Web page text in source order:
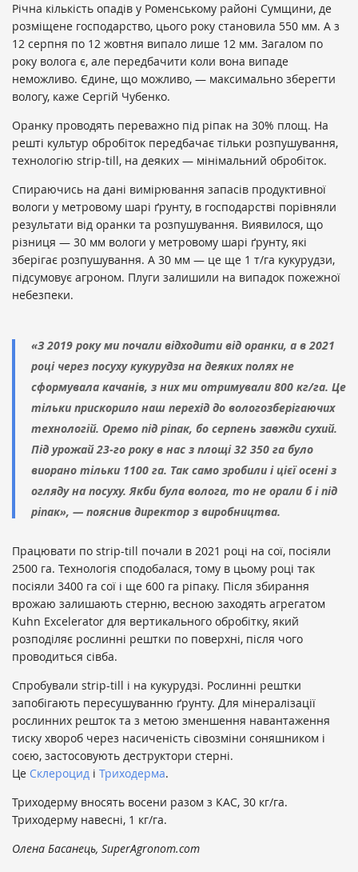
Річна кількість опадів у Роменському районі Сумщини, де
розміщене господарство, цього року становила 550 мм. А з
12 серпня по 12 жовтня випало лише 12 мм. Загалом по
року волога є, але передбачити коли вона випаде
неможливо. Єдине, що можливо, — максимально зберегти
вологу, каже Сергій Чубенко.
Оранку проводять переважно під ріпак на 30% площ. На
решті культур обробіток передбачає тільки розпушування,
технологію strip-till, на деяких — мінімальний обробіток.
Спираючись на дані вимірювання запасів продуктивної
вологи у метровому шарі ґрунту, в господарстві порівняли
результати від оранки та розпушування. Виявилося, що
різниця — 30 мм вологи у метровому шарі ґрунту, які
зберігає розпушування. А 30 мм — це ще 1 т/га кукурудзи,
підсумовує агроном. Плуги залишили на випадок пожежної
небезпеки.
«З 2019 року ми почали відходити від оранки, а в 2021
році через посуху кукурудза на деяких полях не
сформувала качанів, з них ми отримували 800 кг/га. Це
тільки прискорило наш перехід до вологозберігаючих
технологій. Оремо під ріпак, бо серпень завжди сухий.
Під урожай 23-го року в нас з площі 32 350 га було
виорано тільки 1100 га. Так само зробили і цієї осені з
огляду на посуху. Якби була волога, то не орали б і під
ріпак», — пояснив директор з виробництва.
Працювати по strip-till почали в 2021 році на сої, посіяли
2500 га. Технологія сподобалася, тому в цьому році так
посіяли 3400 га сої і ще 600 га ріпаку. Після збирання
врожаю залишають стерню, весною заходять агрегатом
Kuhn Excelerator для вертикального обробітку, який
розподіляє рослинні рештки по поверхні, після чого
проводиться сівба.
Спробували strip-till і на кукурудзі. Рослинні рештки
запобігають пересушуванню ґрунту. Для мінералізації
рослинних решток та з метою зменшення навантаження
тиску хвороб через насиченість сівозміни соняшником і
соєю, застосовують деструктори стерні.
Це Склероцид і Триходерма.
Триходерму вносять восени разом з КАС, 30 кг/га.
Триходерму навесні, 1 кг/га.
Олена Басанець, SuperAgronom.com